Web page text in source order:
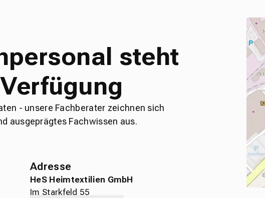
steht
- unsere Fachberater zeichnen sich
ausgeprägtes Fachwissen aus.
Adresse
HeS Heimtextilien GmbH
Im Starkfeld 55